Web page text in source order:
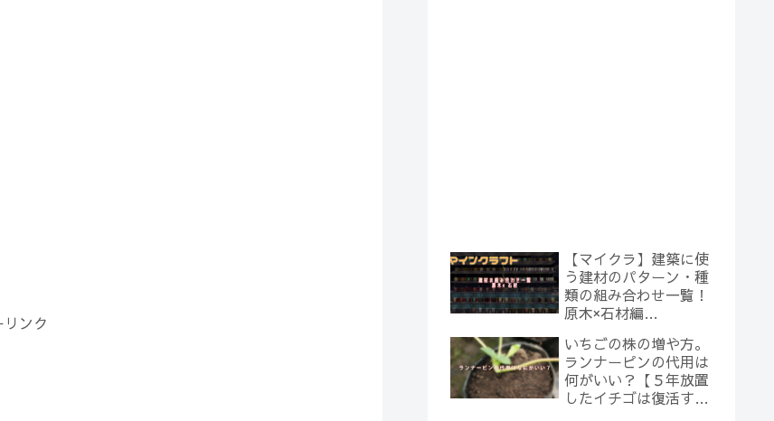
ンク
【マイクラ】建築に使
う建材のパターン・種
類の組み合わせ一覧！
原木×石材編
いちごの株の増や方。
ランナーピンの代用は
何がいい？【５年放置
したイチゴは復活する